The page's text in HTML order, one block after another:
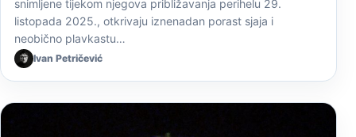
snimljene tijekom njegova približavanja perihelu 29.
listopada 2025., otkrivaju iznenadan porast sjaja i
neobično plavkastu…
Ivan Petričević